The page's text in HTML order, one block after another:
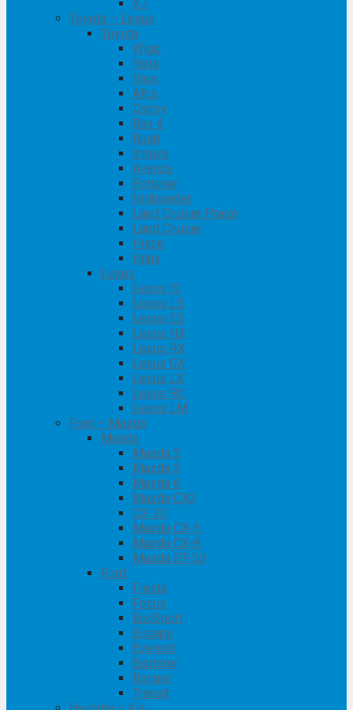
X7
Toyota – Lexus
Toyota
Wigo
Yaris
Vios
Altis
Camry
Rav 4
Rush
Innova
Avanza
Fortuner
Highlander
Land Cruiser Prado
Land Cruiser
Hiace
Hilux
Lexus
Lexus IS
Lexus LS
Lexus ES
Lexus NX
Lexus RX
Lexus GX
Lexus LX
Lexus RC
Lexus LM
Ford – Mazda
Mazda
Mazda 2
Mazda 3
Mazda 6
Mazda CX3
CX-30
Mazda CX-5
Mazda CX-8
Mazda BT-50
Ford
Fiesta
Focus
EcoSport
Escape
Everest
Explorer
Ranger
Transit